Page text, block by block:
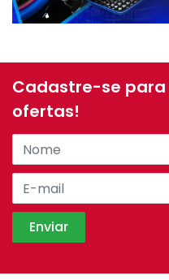
Cadastre-se para
ofertas!